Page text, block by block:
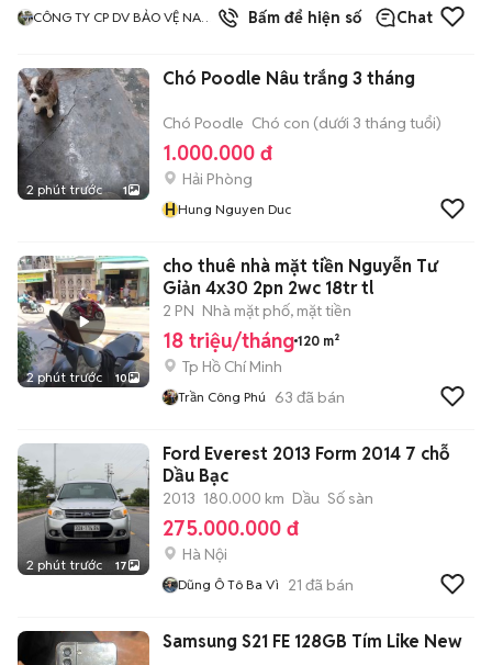
CÔNG TY CP DV BẢO VỆ NAM
3đã bán
Bấm để hiện số Chat
2 phút trước 1
Chó Poodle Nâu trắng 3 tháng
Chó Poodle Chó con (dưới 3 tháng tuổi)
1.000.000 đ
Hải Phòng
HHung Nguyen Duc
2 phút trước 10
cho thuê nhà mặt tiền Nguyễn Tư
Giản 4x30 2pn 2wc 18tr tl
2 PN Nhà mặt phố, mặt tiền
18 triệu/tháng 120 m²
Tp Hồ Chí Minh
Trần Công Phú 63 đã bán
2 phút trước 17
Ford Everest 2013 Form 2014 7 chỗ
Dầu Bạc
2013 180.000 km Dầu Số sàn
275.000.000 đ
Hà Nội
Dũng Ô Tô Ba Vì 21 đã bán
Samsung S21 FE 128GB Tím Like New